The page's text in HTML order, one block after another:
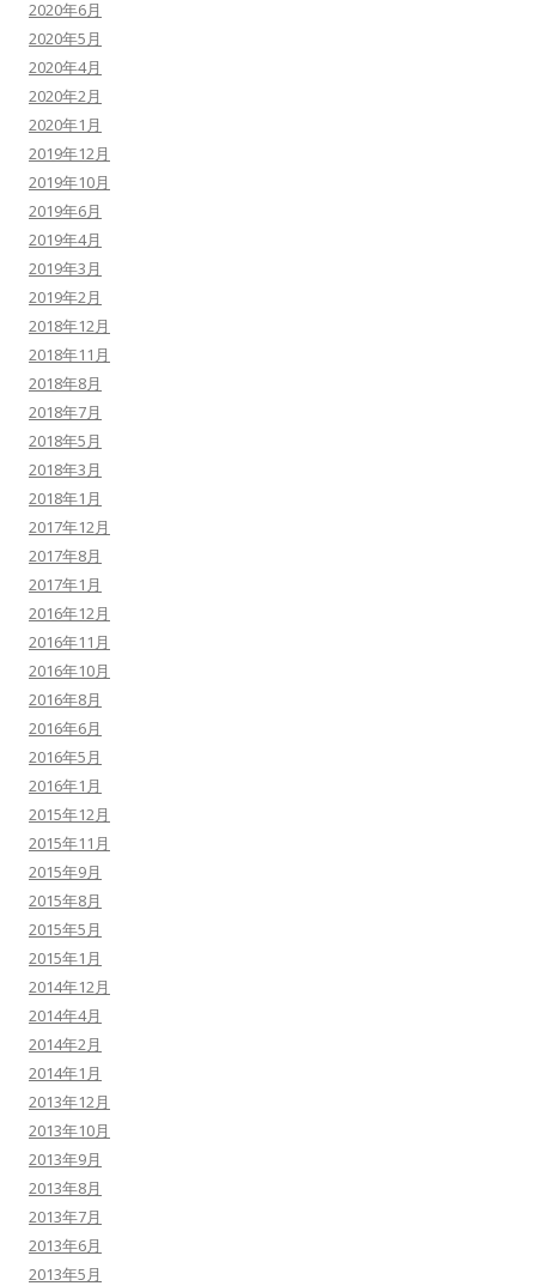
2020年6月
2020年5月
2020年4月
2020年2月
2020年1月
2019年12月
2019年10月
2019年6月
2019年4月
2019年3月
2019年2月
2018年12月
2018年11月
2018年8月
2018年7月
2018年5月
2018年3月
2018年1月
2017年12月
2017年8月
2017年1月
2016年12月
2016年11月
2016年10月
2016年8月
2016年6月
2016年5月
2016年1月
2015年12月
2015年11月
2015年9月
2015年8月
2015年5月
2015年1月
2014年12月
2014年4月
2014年2月
2014年1月
2013年12月
2013年10月
2013年9月
2013年8月
2013年7月
2013年6月
2013年5月